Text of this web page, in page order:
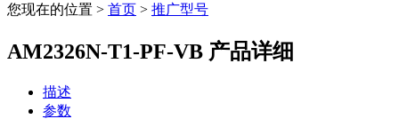
您现在的位置 > 首页 > 推广型号
AM2326N-T1-PF-VB 产品详细
描述
参数